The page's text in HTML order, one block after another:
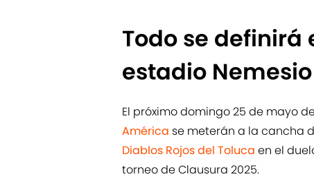
Todo se definirá
estadio
El próximo domingo 25 de mayo
América se meterán a la cancha
Diablos Rojos del Toluca en el
torneo de Clausura 2025.